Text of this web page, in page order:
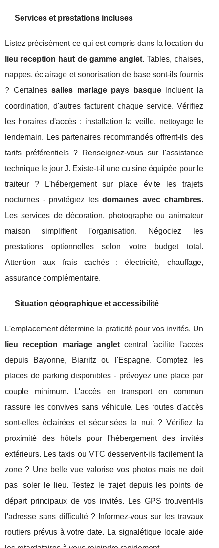
Services et prestations incluses
Listez précisément ce qui est compris dans la location du
lieu reception haut de gamme anglet. Tables, chaises,
nappes, éclairage et sonorisation de base sont-ils fournis
? Certainessalles mariage pays basqueincluent la
coordination, d'autres facturent chaque service. Vérifiez
les horaires d'accès : installation la veille, nettoyage le
lendemain. Les partenaires recommandés offrent-ils des
tarifs préférentiels ? Renseignez-vous sur l'assistance
technique le jour J. Existe-t-il une cuisine équipée pour le
traiteur ? L'hébergement sur place évite les trajets
nocturnes - privilégiez lesdomaines avec chambres.
Les services de décoration, photographe ou animateur
maison simplifient l'organisation. Négociez les
prestations optionnelles selon votre budget total.
Attention aux frais cachés : électricité, chauffage,
assurance complémentaire.
Situation géographique et accessibilité
L'emplacement détermine la praticité pour vos invités. Un
lieu reception mariage angletcentral facilite l'accès
depuis Bayonne, Biarritz ou l'Espagne. Comptez les
places de parking disponibles - prévoyez une place par
couple minimum. L'accès en transport en commun
rassure les convives sans véhicule. Les routes d'accès
sont-elles éclairées et sécurisées la nuit ? Vérifiez la
proximité des hôtels pour l'hébergement des invités
extérieurs. Les taxis ou VTC desservent-ils facilement la
zone ? Une belle vue valorise vos photos mais ne doit
pas isoler le lieu. Testez le trajet depuis les points de
départ principaux de vos invités. Les GPS trouvent-ils
l'adresse sans difficulté ? Informez-vous sur les travaux
routiers prévus à votre date. La signalétique locale aide